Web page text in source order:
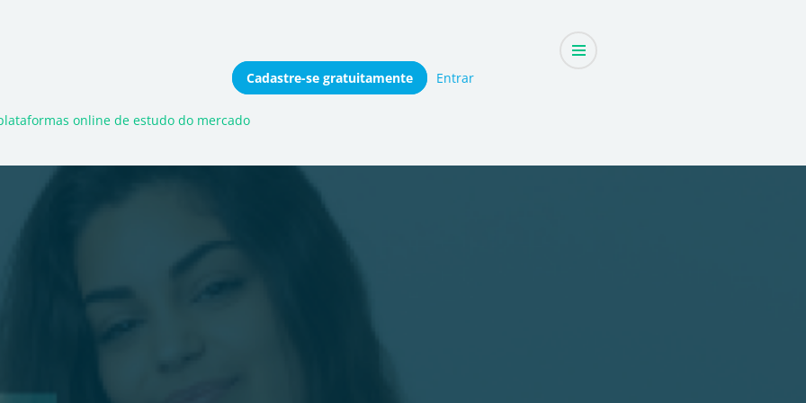
Cadastre-se gratuitamente Entrar
online de estudo do mercado